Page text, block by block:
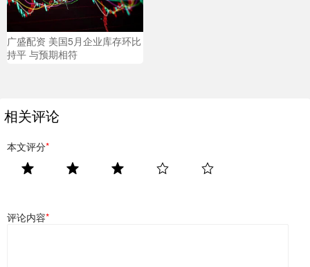
广盛配资 美国5月企业库存环比
持平 与预期相符
相关评论
本文评分*
评论内容*